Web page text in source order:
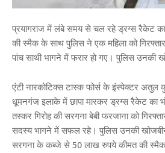
प्रयागराज में लंबे समय से चल रहे ड्रग्स रैकेट
की स्मैक के साथ पुलिस ने एक महिला को
पांच साथी भागने में फरार हो गए। पुलिस उनकी
एंटी नारकोटिक्स टास्क फोर्स के इंस्पेक्टर अतुल
धूमनगंज इलाके में छापा मारकर ड्रग्स रैकेट का
तस्कर गिरोह की सरगना बेबी फरजाना को
सदस्य भागने में सफल रहे। पुलिस उनकी खोजबीन
सरगना के कब्जे से 50 लाख रुपये कीमत की